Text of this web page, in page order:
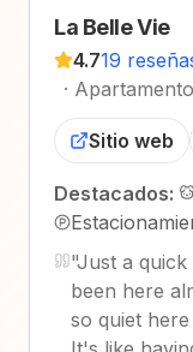
La Belle Vie
4.719
·
Sitio web
Destacados:
"Just a quick
been here
so quiet